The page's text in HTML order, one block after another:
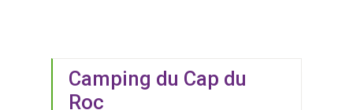
Camping du Cap du
Roc